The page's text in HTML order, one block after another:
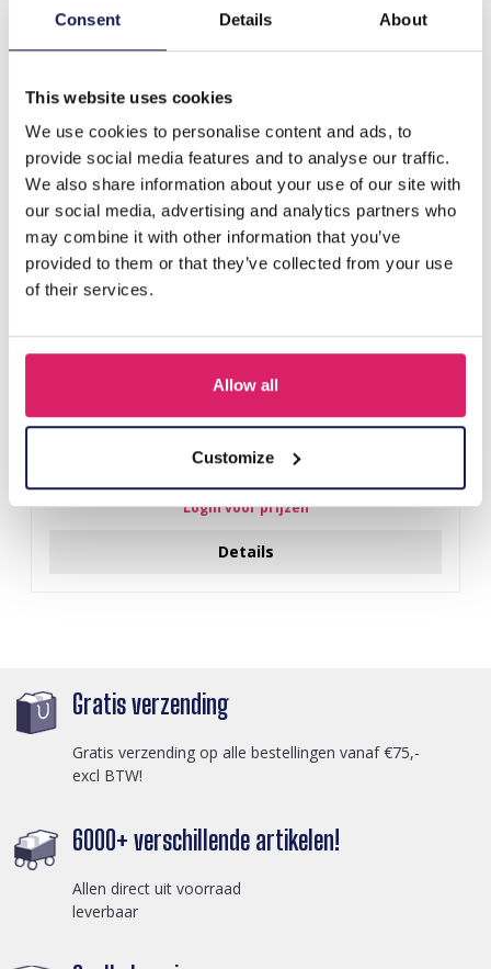
Consent Details About
This website uses cookies
We use cookies to personalise content and ads, to
provide social media features and to analyse our traffic.
We also share information about your use of our site with
our social media, advertising and analytics partners who
may combine it with other information that you’ve
provided to them or that they’ve collected from your use
of their services.
Allow all
Customize
Beschrijving
Anderen kochten ook
X-G4.1 SCARF1107-002-5 Summer Scarf 70x70cm
Login voor prijzen
Details
Gratis verzending
Gratis verzending op alle bestellingen vanaf €75,-
excl BTW!
6000+ verschillende artikelen!
Allen direct uit voorraad
leverbaar